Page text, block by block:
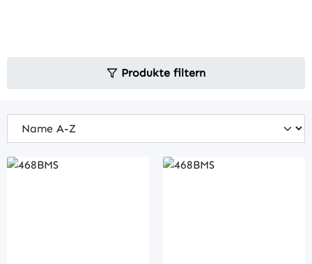
Produkte filtern